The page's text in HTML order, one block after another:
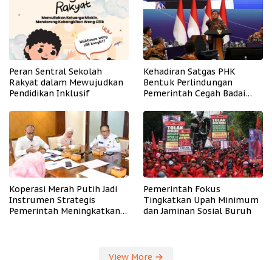
Peran Sentral Sekolah
Rakyat dalam Mewujudkan
Pendidikan Inklusif
Kehadiran Satgas PHK
Bentuk Perlindungan
Pemerintah Cegah Badai
Koperasi Merah Putih Jadi
Instrumen Strategis
Pemerintah Meningkatkan
Pemerintah Fokus
Tingkatkan Upah Minimum
dan Jaminan Sosial Buruh
View More